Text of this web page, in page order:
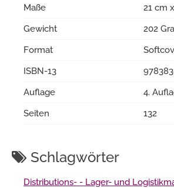
Maße
21 cm
Gewicht
202
Format
ISBN-13
Auflage
4.
Seiten
132
Schlagwörter
Distributions- - Lager- und